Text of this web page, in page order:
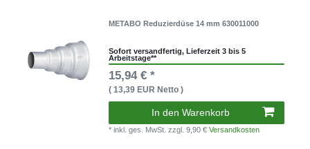
METABO Reduzierdüse 14 mm 630011000
Sofort versandfertig, Lieferzeit 3 bis 5
Arbeitstage**
15,94 € *
( 13,39 EUR Netto )
In den Warenkorb
* inkl. ges. MwSt.zzgl. 9,90 €Versandkosten